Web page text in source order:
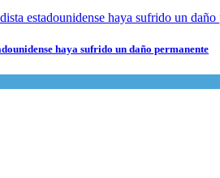
haya sufrido un daño permanente